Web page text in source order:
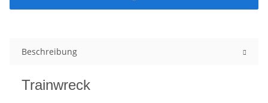
Beschreibung
Trainwreck